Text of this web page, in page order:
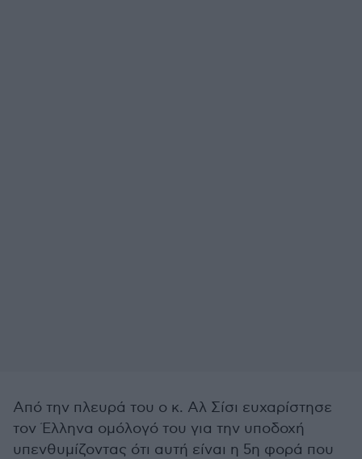
Από την πλευρά του ο κ. Αλ Σίσι ευχαρίστησε
τον Έλληνα ομόλογό του για την υποδοχή
υπενθυμίζοντας ότι αυτή είναι η 5η φορά που